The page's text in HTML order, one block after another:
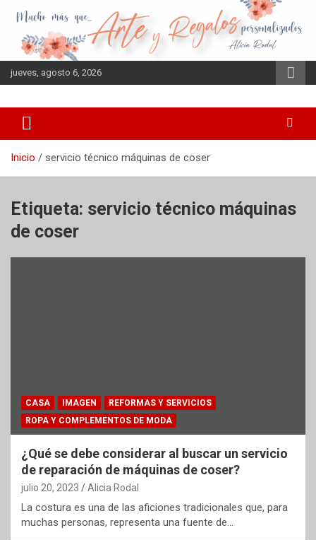
contenido
jueves, agosto 6, 2026
Inicio servicio técnico máquinas de coser
Etiqueta: servicio técnico máquinas
de coser
CASA IMAGEN
REFORMAS Y SERVICIOS
ROPA Y COMPLEMENTOS DE MODA
¿Qué se debe considerar al buscar un servicio
de reparación de máquinas de coser?
julio 20, 2023 Alicia Rodal
La costura es una de las aficiones tradicionales que, para
muchas personas, representa una fuente de…